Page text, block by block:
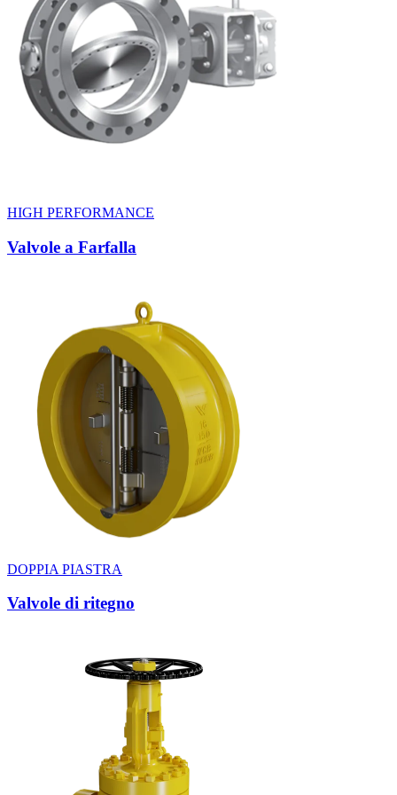
HIGH PERFORMANCE
Valvole a Farfalla
DOPPIA PIASTRA
Valvole di ritegno